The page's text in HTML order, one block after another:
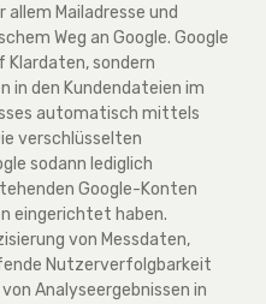
Mailadresse und
Weg an Google. Google
Klardaten, sondern
in den Kundendateien im
automatisch mittels
verschlüsselten
sodann lediglich
Google-Konten
eingerichtet haben.
von Messdaten,
Nutzerverfolgbarkeit
Analyseergebnissen in